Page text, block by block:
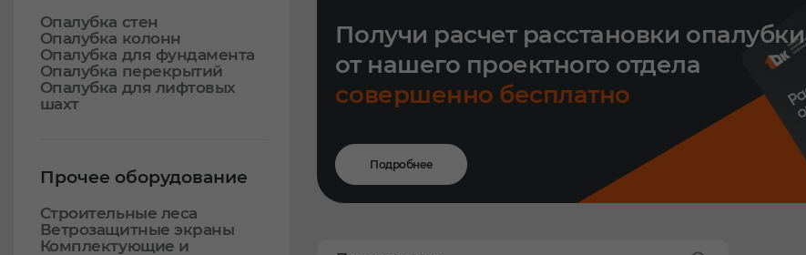
Опалубка стен
Опалубка колонн
Опалубка для фундамента
Опалубка перекрытий
Опалубка для лифтовых
шахт
Прочее оборудование
Строительные леса
Ветрозащитные экраны
Комплектующие и
Получи расчет расстановки опалубки
от нашего проектного отдела
совершенно бесплатно
Подробнее